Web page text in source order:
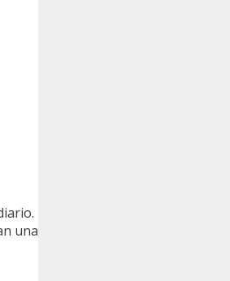
una